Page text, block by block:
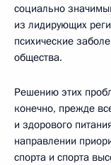
социально
из лидирующих
психические
общества.
Решению этих
конечно, прежде
и здорового
направлении
спорта и спорта